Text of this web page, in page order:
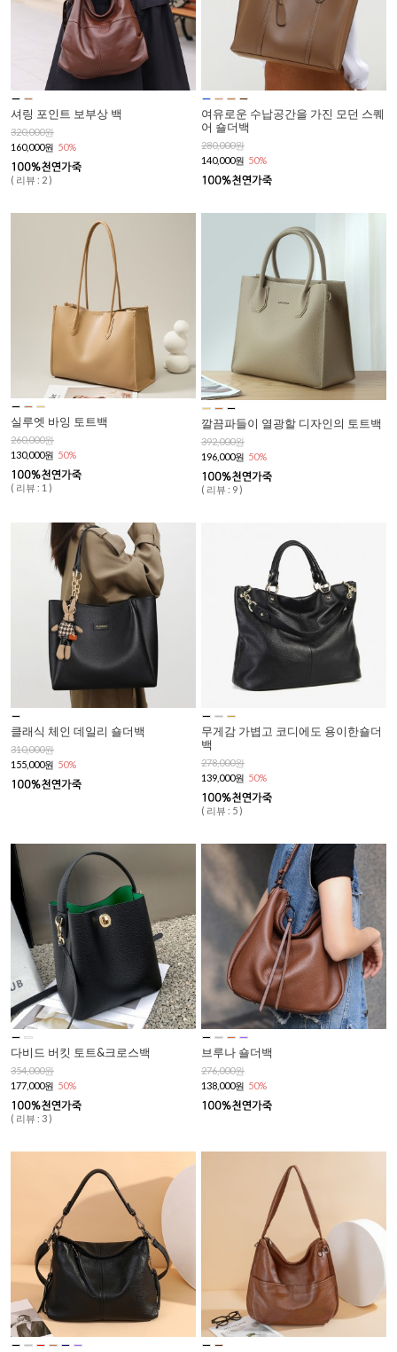
셔링 포인트 보부상 백
320,000원
160,000원 50%
( 리뷰 : 2 )
여유로운 수납공간을 가진 모던 스퀘
어 숄더백
280,000원
140,000원 50%
실루엣 바잉 토트백
260,000원
130,000원 50%
( 리뷰 : 1 )
깔끔파들이 열광할 디자인의 토트백
392,000원
196,000원 50%
( 리뷰 : 9 )
클래식 체인 데일리 숄더백
310,000원
155,000원 50%
무게감 가볍고 코디에도 용이한숄더
백
278,000원
139,000원 50%
( 리뷰 : 5 )
다비드 버킷 토트&크로스백
354,000원
177,000원 50%
( 리뷰 : 3 )
브루나 숄더백
276,000원
138,000원 50%